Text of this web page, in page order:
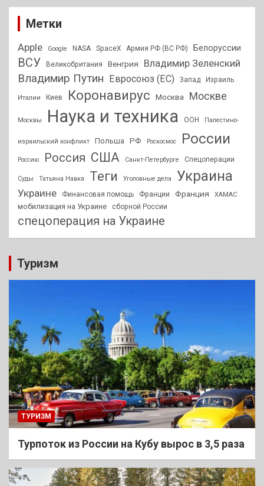
Метки
Apple Google NASA SpaceX Армия РФ (ВС РФ) Белоруссии
ВСУ Великобритания Венгрия Владимир Зеленский
Владимир Путин Евросоюз (ЕС) Запад Израиль
Италии Киев Коронавирус Москва Москве
Москвы Наука и техника ООН Палестино-
израильский конфликт Польша РФ Роскосмос России
Россию Россия США Санкт-Петербурге Спецоперации
Суды Татьяна Навка Теги Уголовные дела Украина
Украине Финансовая помощь Франции Франция ХАМАС
мобилизация на Украине сборной России
спецоперация на Украине
Туризм
ТУРИЗМ
Турпоток из России на Кубу вырос в 3,5 раза